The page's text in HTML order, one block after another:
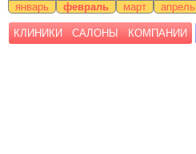
январь февраль март апрель
КЛИНИКИ САЛОНЫ КОМПАНИИ